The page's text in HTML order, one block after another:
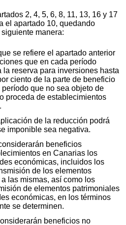
2, 4, 5, 6, 8, 11, 13, 16 y 17
el apartado 10, quedando
manera:
se refiere el apartado anterior
que en cada período
la reserva para inversiones hasta
ciento de la parte de beneficio
que no sea objeto de
proceda de establecimientos
de la reducción podrá
imponible sea negativa.
beneficios
en Canarias los
económicas, incluidos los
de los elementos
las mismas, así como los
de elementos patrimoniales
económicas, en los términos
se determinen.
beneficios no